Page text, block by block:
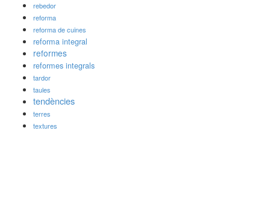
rebedor
reforma
reforma de cuines
reforma integral
reformes
reformes integrals
tardor
taules
tendències
terres
textures